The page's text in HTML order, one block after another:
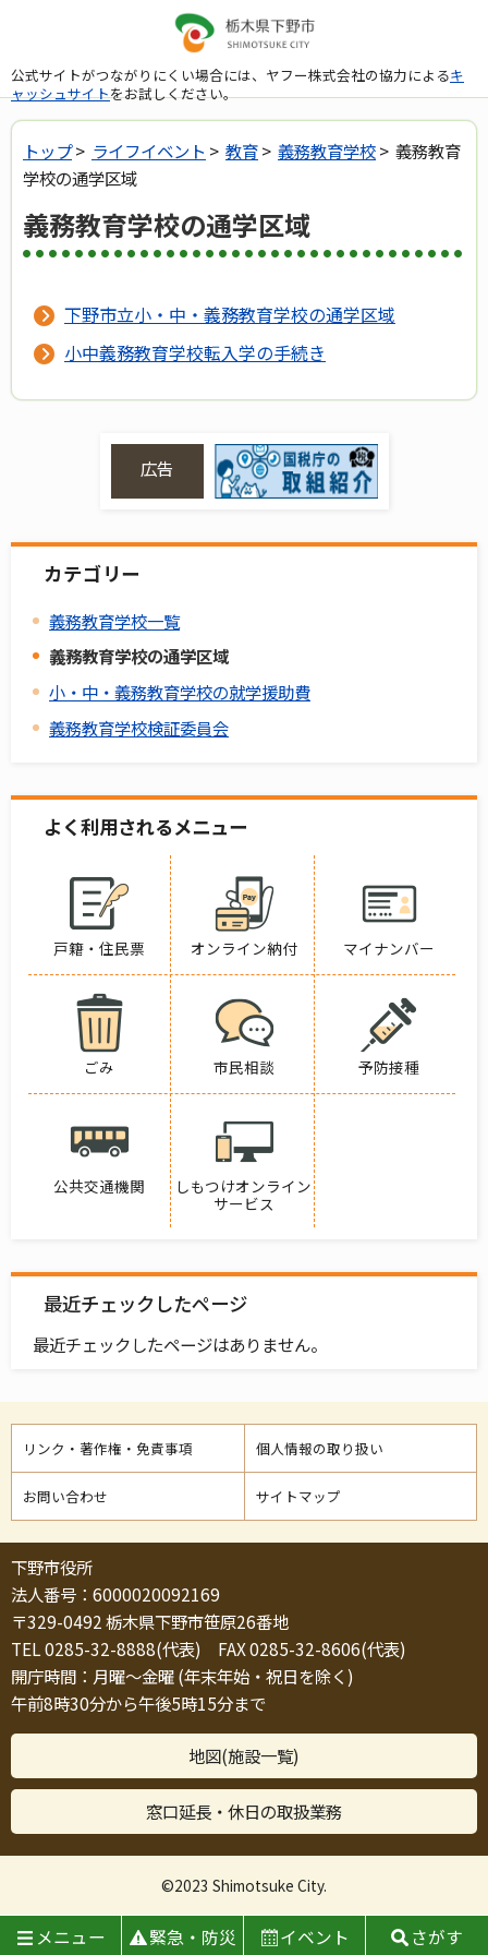
公式サイトがつながりにくい場合には、ヤフー株式会社の協力によるキ
ャッシュサイトをお試しください。
トップ> ライフイベント > 教育> 義務教育学校> 義務教育
学校の通学区域
義務教育学校の通学区域
下野市立小・中・義務教育学校の通学区域
小中義務教育学校転入学の手続き
広告
カテゴリー
義務教育学校一覧
義務教育学校の通学区域
小・中・義務教育学校の就学援助費
義務教育学校検証委員会
よく利用されるメニュー
戸籍・住民票 オンライン納付 マイナンバー
ごみ 市民相談 予防接種
公共交通機関
しもつけオンライン
サービス
最近チェックしたページ
最近チェックしたページはありません。
リンク・著作権・免責事項 個人情報の取り扱い
お問い合わせ サイトマップ
下野市役所
法人番号：6000020092169
〒329-0492 栃木県下野市笹原26番地
TEL 0285-32-8888(代表) FAX 0285-32-8606(代表)
開庁時間：月曜～金曜 (年末年始・祝日を除く)
午前8時30分から午後5時15分まで
地図(施設一覧)
窓口延長・休日の取扱業務
©2023 Shimotsuke City.
メニュー 緊急・防災 イベント さがす